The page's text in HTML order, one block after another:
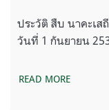
ประวัติ สืบ นาคะเส
วันที่ 1 กันยายน
READ MORE